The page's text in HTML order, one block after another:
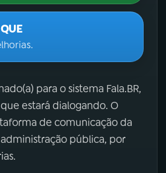
para o sistema Fala.BR,
estará dialogando. O
de comunicação da
pública, por